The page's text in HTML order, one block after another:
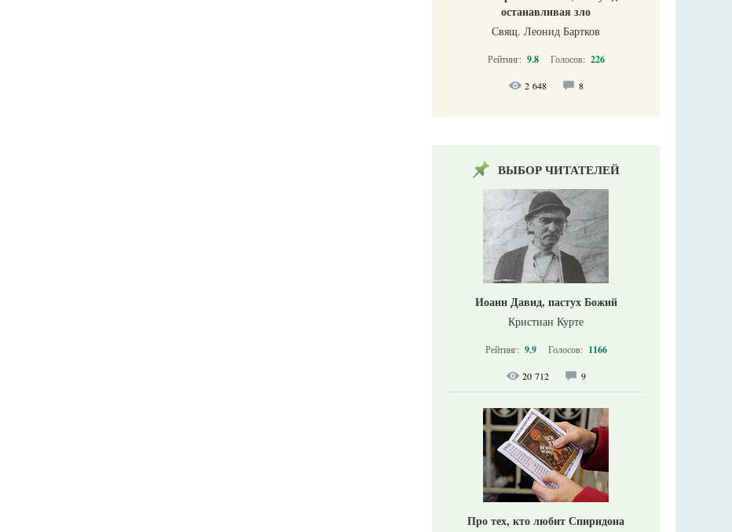
останавливая зло
Свящ. Леонид Бартков
Рейтинг: 9.8 Голосов: 226
2 648 8
ВЫБОР ЧИТАТЕЛЕЙ
Иоанн Давид, пастух Божий
Кристиан Курте
Рейтинг: 9.9 Голосов: 1166
20 712 9
Про тех, кто любит Спиридона